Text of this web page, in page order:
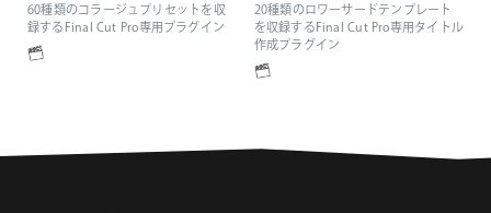
60種類のコラージュプリセットを収
録するFinal Cut Pro専用プラグイン
20種類のロワーサードテンプレート
を収録するFinal Cut Pro専用タイトル
作成プラグイン